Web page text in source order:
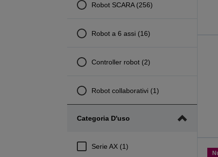
Robot SCARA (256)
Robot a 6 assi (16)
Controller robot (2)
Robot collaborativi (1)
Categoria D'uso
Serie AX (1)